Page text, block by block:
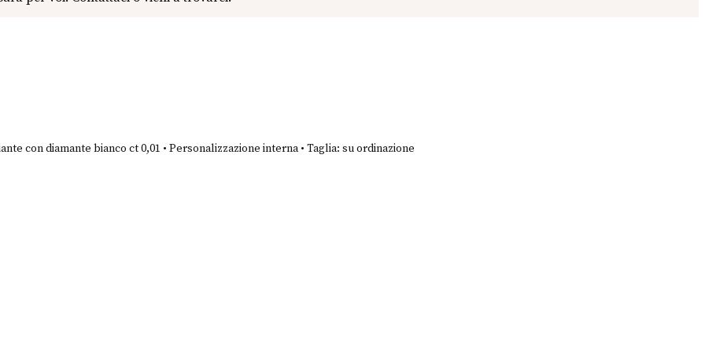
con diamante bianco ct 0,01 • Personalizzazione interna • Taglia: su ordinazione